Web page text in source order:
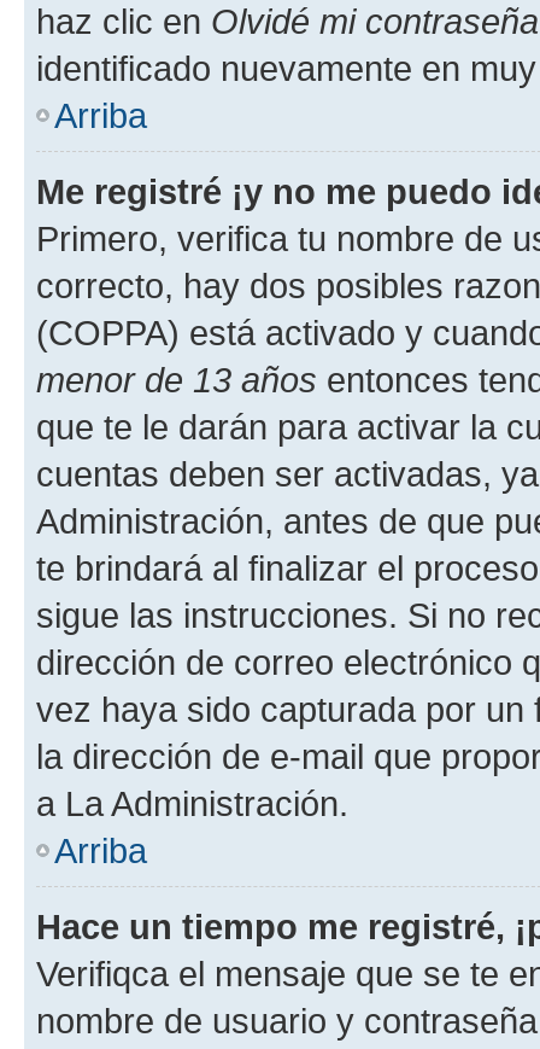
haz clic en Olvidé mi contraseña
identificado nuevamente en
Arriba
Me registré ¡y no me puedo
Primero, verifica tu nombre de
correcto, hay dos posibles
(COPPA) está activado y
menor de 13 años entonces
que te le darán para activar la
cuentas deben ser activadas,
Administración, antes de que
te brindará al finalizar el
sigue las instrucciones. Si no
dirección de correo electrónico
vez haya sido capturada por
la dirección de e-mail que
a La Administración.
Arriba
Hace un tiempo me registré,
Verifiqca el mensaje que se te
nombre de usuario y